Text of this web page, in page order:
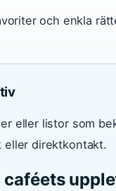
och enkla
eller listor som
eller direktkontakt.